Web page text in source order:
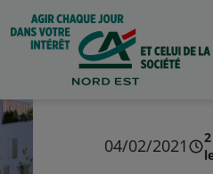
04/02/2021